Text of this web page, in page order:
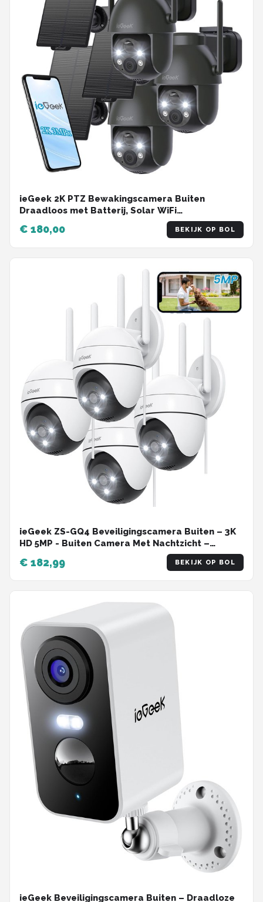
ieGeek 2K PTZ Bewakingscamera Buiten
Draadloos met Batterij, Solar WiFi
Beveiligingscamera voor thuis met Zonnepaneel
en PIR Bewegingsdetectie, Kleuren Nachtzicht
CCTV IP Camera Security - zwart - 3 stuks
€ 180,00 BEKIJK OP BOL
ieGeek ZS-GQ4 Beveiligingscamera Buiten – 3K
HD 5MP - Buiten Camera Met Nachtzicht –
Buitencamera - Bewakingscamera voor Buiten-
Met WiFi en APP - 360° horizontaal & 130°
verticaal - Wit - 4 Stuks
€ 182,99 BEKIJK OP BOL
ieGeek Beveiligingscamera Buiten – Draadloze